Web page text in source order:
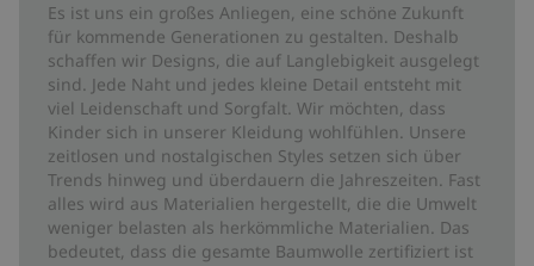
Es ist uns ein großes Anliegen, eine schöne Zukunft
für kommende Generationen zu gestalten. Deshalb
schaffen wir Designs, die auf Langlebigkeit ausgelegt
sind. Jede Naht und jedes kleine Detail entsteht mit
viel Leidenschaft und Sorgfalt. Wir möchten, dass
Kinder sich in unserer Kleidung wohlfühlen. Unsere
zeitlosen und nostalgischen Styles setzen sich über
Trends hinweg und überdauern die Jahreszeiten. Fast
alles wird aus Materialien hergestellt, die die Umwelt
weniger belasten als herkömmliche Materialien. Das
bedeutet, dass die gesamte Baumwolle zertifiziert ist